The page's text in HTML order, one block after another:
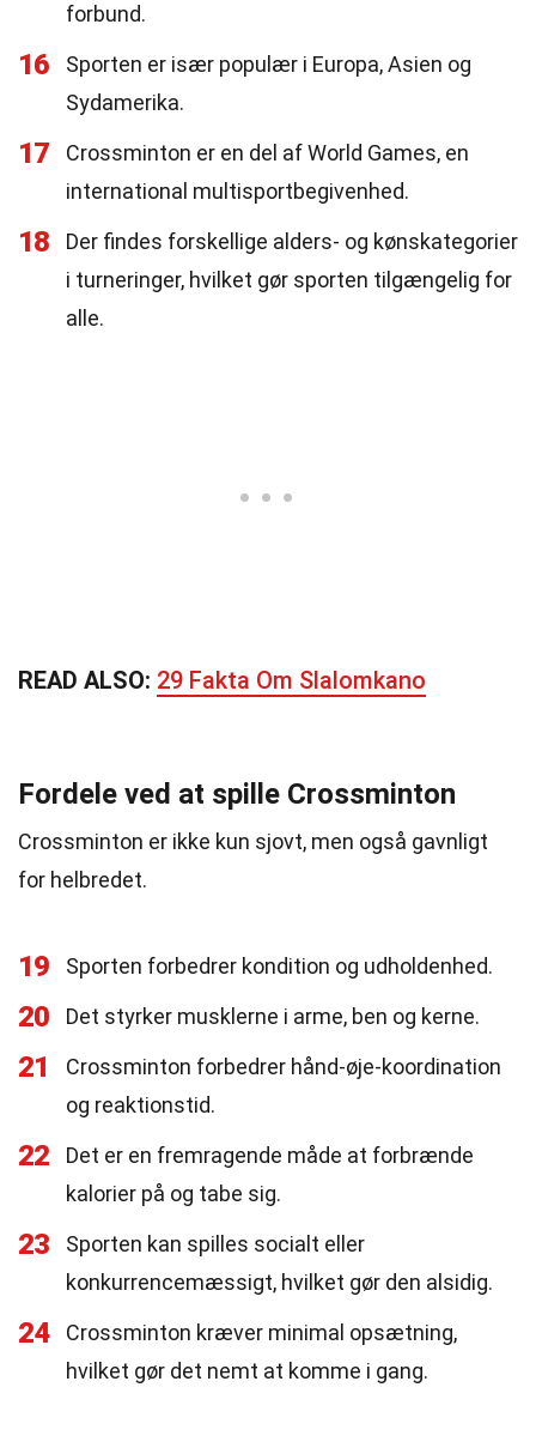
forbund.
16
Sporten er især populær i Europa, Asien og
Sydamerika.
17
Crossminton er en del af World Games, en
international multisportbegivenhed.
18
Der findes forskellige alders- og kønskategorier
i turneringer, hvilket gør sporten tilgængelig for
alle.
READ ALSO: 29 Fakta Om Slalomkano
Fordele ved at spille Crossminton
Crossminton er ikke kun sjovt, men også gavnligt
for helbredet.
19 Sporten forbedrer kondition og udholdenhed.
20 Det styrker musklerne i arme, ben og kerne.
21
Crossminton forbedrer hånd-øje-koordination
og reaktionstid.
22
Det er en fremragende måde at forbrænde
kalorier på og tabe sig.
23
Sporten kan spilles socialt eller
konkurrencemæssigt, hvilket gør den alsidig.
24
Crossminton kræver minimal opsætning,
hvilket gør det nemt at komme i gang.